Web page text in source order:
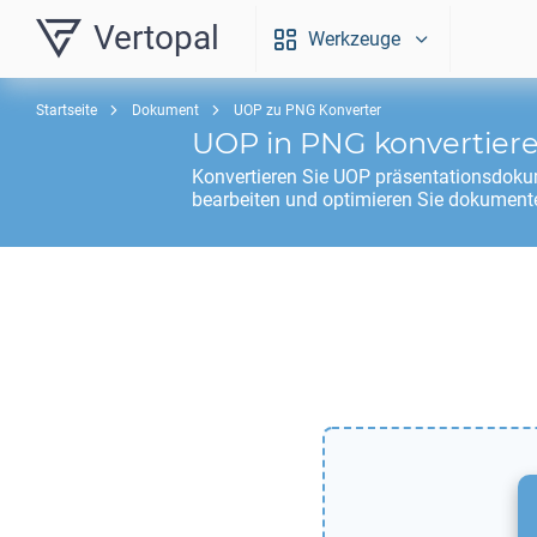
Vertopal Werkzeuge
Startseite Dokument UOP zu PNG Konverter
UOP in PNG
Konvertieren Sie UOP
bearbeiten und optimieren Sie